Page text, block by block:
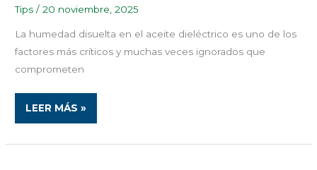
Tips /20 noviembre, 2025
La humedad disuelta en el aceite dieléctrico es uno de los
factores más críticos y muchas veces ignorados que
comprometen
LEER MÁS »